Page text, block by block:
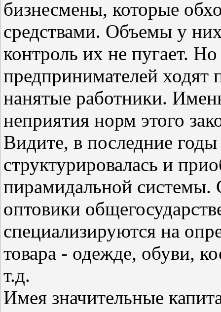
бизнесмены, которые
средствами. Объемы у
контроль их не пугает.
предпринимателей ходят
нанятые работники.
неприятия норм этого
Видите, в последние
структурировалась и
пирамидальной системы.
оптовики
специализируются на
товара - одежде, обуви,
т.д.
Имея значительные